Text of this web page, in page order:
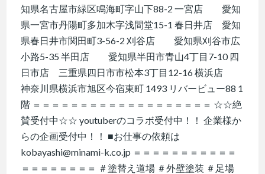
知県名古屋市緑区鳴海町字山下88-2 一宮店 愛知
県一宮市丹陽町多加木字浅間堂15-1 春日井店 愛知
県春日井市関田町3-56-2 刈谷店 愛知県刈谷市広
小路5-35 半田店 愛知県半田市青山4丁目7-10 四
日市店 三重県四日市市松本3丁目12-16 横浜店
神奈川県横浜市旭区今宿東町 1493 リバービュー88 1
階 ＝＝＝＝＝＝＝＝＝＝＝＝＝＝＝＝＝＝＝ ☆☆絶
賛受付中☆☆ youtuberのコラボ受付中！！ 企業様か
らの企画受付中！！ ■お仕事の依頼は
kobayashi@minami-k.co.jp ＝＝＝＝＝＝＝＝＝＝＝
＝＝＝＝＝＝＝＝ ＃塗替え道場 ＃外壁塗装 ＃足場